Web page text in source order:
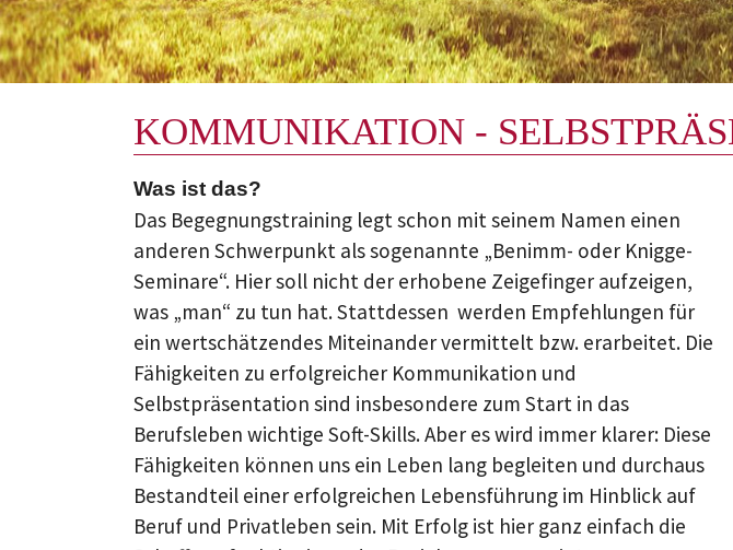
KOMMUNIKATION -
Was ist das?
Das Begegnungstraining legt schon mit seinem Namen einen
anderen Schwerpunkt als sogenannte „Benimm- oder Knigge-
Seminare“. Hier soll nicht der erhobene Zeigefinger aufzeigen,
was „man“ zu tun hat. Stattdessen werden Empfehlungen für
ein wertschätzendes Miteinander vermittelt bzw. erarbeitet. Die
Fähigkeiten zu erfolgreicher Kommunikation und
Selbstpräsentation sind insbesondere zum Start in das
Berufsleben wichtige Soft-Skills. Aber es wird immer klarer: Diese
Fähigkeiten können uns ein Leben lang begleiten und durchaus
Bestandteil einer erfolgreichen Lebensführung im Hinblick auf
Beruf und Privatleben sein. Mit Erfolg ist hier ganz einfach die